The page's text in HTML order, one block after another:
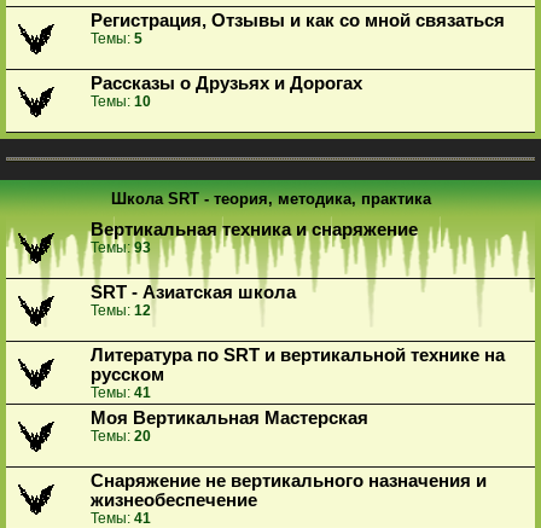
Регистрация, Отзывы и как со мной связаться
Темы: 5
Рассказы о Друзьях и Дорогах
Темы: 10
Школа SRT - теория, методика, практика
Вертикальная техника и снаряжение
Темы:93
SRT - Азиатская школа
Темы: 12
Литература по SRT и вертикальной технике на
русском
Темы: 41
Моя Вертикальная Мастерская
Темы: 20
Снаряжение не вертикального назначения и
жизнеобеспечение
Темы: 41